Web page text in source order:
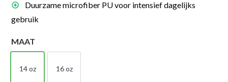
Duurzame microfiber PU voor intensief dagelijks
gebruik
MAAT
14 oz
14 OZ
16 oz
16 OZ